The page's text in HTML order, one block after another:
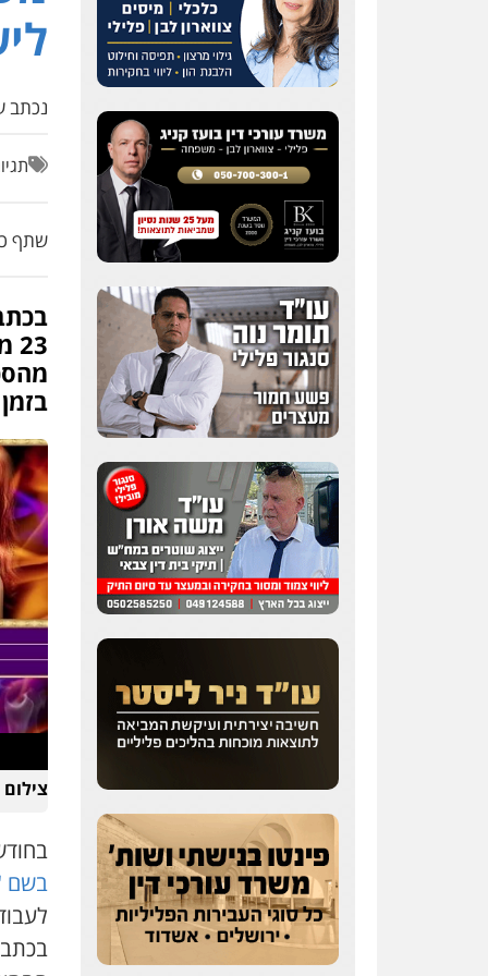
כבריאן, מזר – משרד
עורכי דין
0543986802
משפחה גישור
0507206063
עו"ד בועז קניג
פלילי משפחה כלכלי צבאי
0507003001
נכתב
שתף
בחודש
בשם